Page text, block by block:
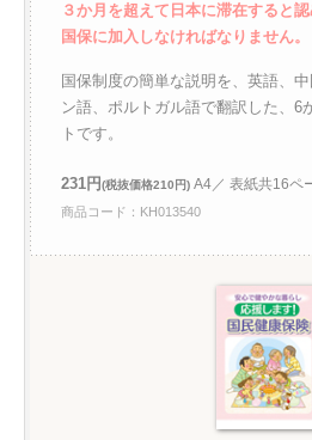
３か月を超えて日本に滞在すると
国保に加入しなければなりません。
国保制度の簡単な説明を、英語、
ン語、ポルトガル語で翻訳した、6
トです。
231円(税抜価格210円) A4／ 表紙共16ペ
商品コード：KH013540